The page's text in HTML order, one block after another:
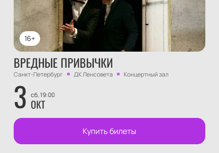
16+
ВРЕДНЫЕ ПРИВЫЧКИ
Санкт-Петербург ДК Ленсовета Концертный зал
3 сб, 19:00
ОКТ
Купить билеты